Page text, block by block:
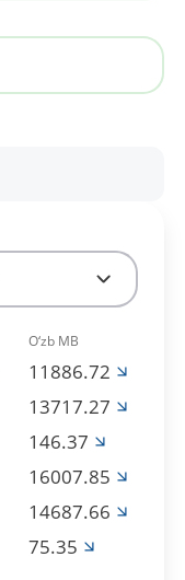
O‘zb MB
11886.72
13717.27
146.37
16007.85
14687.66
75.35